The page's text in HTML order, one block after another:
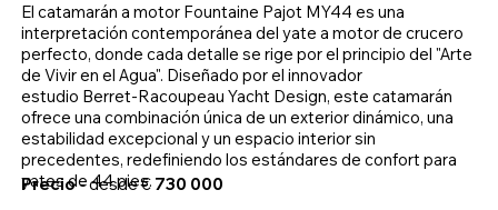
Precio- desde € 730 000
El catamarán a motor Fountaine Pajot MY44 es una
interpretación contemporánea del yate a motor de crucero
perfecto, donde cada detalle se rige por el principio del "Arte
de Vivir en el Agua". Diseñado por el innovador
estudio Berret-Racoupeau Yacht Design, este catamarán
ofrece una combinación única de un exterior dinámico, una
estabilidad excepcional y un espacio interior sin
precedentes, redefiniendo los estándares de confort para
yates de 44 pies.